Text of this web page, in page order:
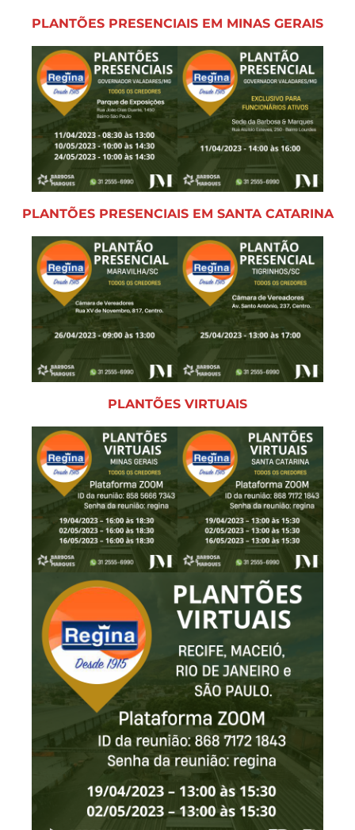
PLANTÕES PRESENCIAIS EM MINAS GERAIS
PLANTÕES PRESENCIAIS EM SANTA CATARINA
PLANTÕES VIRTUAIS